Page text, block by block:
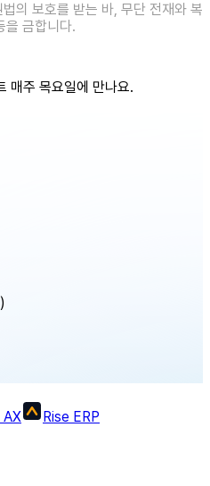
의 보호를 받는 바, 무단 전재와 복
을 금합니다.
매주 목요일에 만나요.
Rise ERP